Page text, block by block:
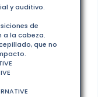
y auditivo.
de
a la cabeza.
que no